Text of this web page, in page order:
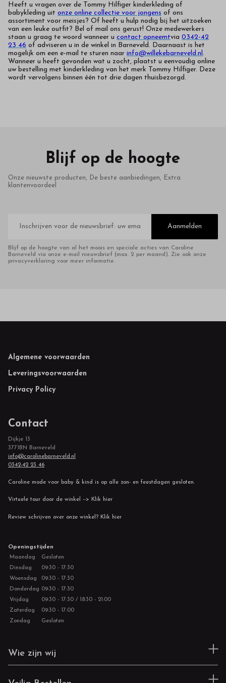
Heeft u vragen over de Tommy Hilfiger kinderkleding of
babykleding uit onze online collectie voor jongens of ons
assortiment voor meisjes? Of heeft u hulp nodig bij het uitzoeken
van een leuke outfit? Bel of mail ons gerust! Onze medewerkers
staan u graag te woord wanneer u contact opneemtvia 0342-42
23 46 of adviseren u in de winkel in Barneveld. Daarnaast is het
mogelijk om een e-mail te sturen naar info@willekebarneveld.nl .
Wanneer u heeft gevonden wat u zocht, plaatst u eenvoudig online
uw bestelling met kinderkleding van het merk Tommy Hilfiger. Deze
wordt vervolgens binnen één tot drie dagen thuisbezorgd.
Blijf op de hoogte
Onze nieuwste producten, De beste aanbiedingen, Extra
klantenvoordeel
mailadres
Aanmelden
Blijf op de hoogte van al het moois en speciale acties van Caroline
Barneveld via onze e-mail nieuwsbrief (max. 2 per maand). Zie ook onze
privacyverklaring voor meer informatie.
Footer
Algemene voorwaarden
Leveringsvoorwaarden
Privacy Policy
Contact
Dijkje 13
3771BN Barneveld
info@carolinebarneveld.nl
0342-42 23 46
Caroline mode voor baby & kind is op alle zon- en feestdagen gesloten.
Virtuele tour door de winkel --> Klik hier
Review schrijven over onze winkel? Klik hier
Openingstijden
Maandag
Gesloten
Dinsdag
09:30 - 17:30
Woensdag
09:30 - 17:30
Donderdag 09:30 - 17:30
Vrijdag
09:30 - 17:30 / 18:30 - 21:00
Zaterdag
09:30 - 17:00
Zondag
Gesloten
Wie zijn wij